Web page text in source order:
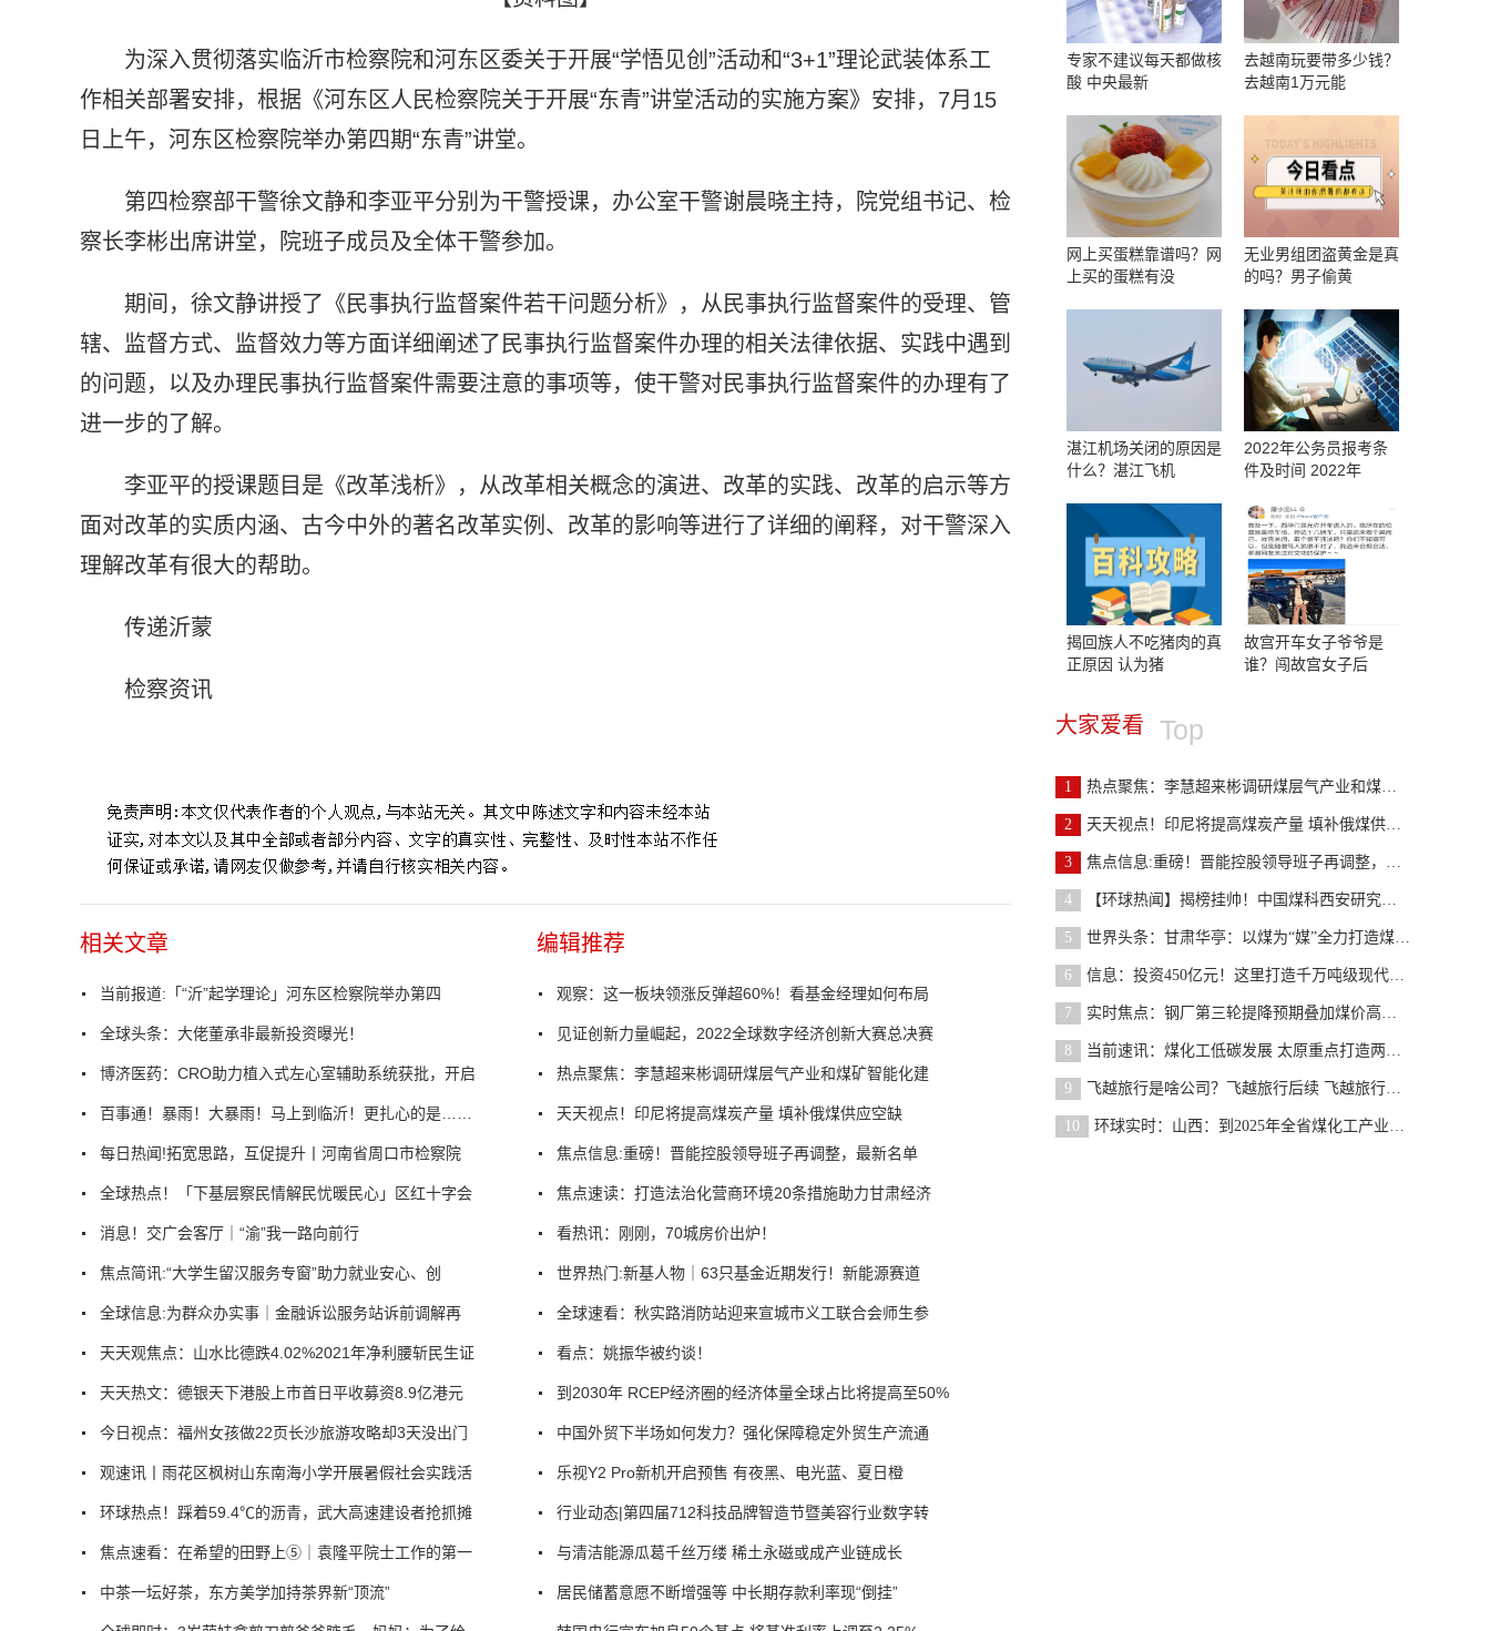
为深入贯彻落实临沂市检察院和河东区委关于开展“学悟见创”活动和“3+1”理论武装体系工
作相关部署安排，根据《河东区人民检察院关于开展“东青”讲堂活动的实施方案》安排，7月15
日上午，河东区检察院举办第四期“东青”讲堂。
第四检察部干警徐文静和李亚平分别为干警授课，办公室干警谢晨晓主持，院党组书记、检
察长李彬出席讲堂，院班子成员及全体干警参加。
期间，徐文静讲授了《民事执行监督案件若干问题分析》，从民事执行监督案件的受理、管
辖、监督方式、监督效力等方面详细阐述了民事执行监督案件办理的相关法律依据、实践中遇到
的问题，以及办理民事执行监督案件需要注意的事项等，使干警对民事执行监督案件的办理有了
进一步的了解。
李亚平的授课题目是《改革浅析》，从改革相关概念的演进、改革的实践、改革的启示等方
面对改革的实质内涵、古今中外的著名改革实例、改革的影响等进行了详细的阐释，对干警深入
理解改革有很大的帮助。
传递沂蒙
检察资讯
相关文章
当前报道:「“沂”起学理论」河东区检察院举办第四
全球头条：大佬董承非最新投资曝光！
博济医药：CRO助力植入式左心室辅助系统获批，开启
百事通！暴雨！大暴雨！马上到临沂！更扎心的是……
每日热闻!拓宽思路，互促提升丨河南省周口市检察院
全球热点！「下基层察民情解民忧暖民心」区红十字会
消息！交广会客厅｜“渝”我一路向前行
焦点简讯:“大学生留汉服务专窗”助力就业安心、创
全球信息:为群众办实事｜金融诉讼服务站诉前调解再
天天观焦点：山水比德跌4.02%2021年净利腰斩民生证
天天热文：德银天下港股上市首日平收募资8.9亿港元
今日视点：福州女孩做22页长沙旅游攻略却3天没出门
观速讯丨雨花区枫树山东南海小学开展暑假社会实践活
环球热点！踩着59.4℃的沥青，武大高速建设者抢抓摊
焦点速看：在希望的田野上⑤｜袁隆平院士工作的第一
中茶一坛好茶，东方美学加持茶界新“顶流”
编辑推荐
观察：这一板块领涨反弹超60%！看基金经理如何布局
见证创新力量崛起，2022全球数字经济创新大赛总决赛
热点聚焦：李慧超来彬调研煤层气产业和煤矿智能化建
天天视点！印尼将提高煤炭产量 填补俄煤供应空缺
焦点信息:重磅！晋能控股领导班子再调整，最新名单
焦点速读：打造法治化营商环境20条措施助力甘肃经济
看热讯：刚刚，70城房价出炉！
世界热门:新基人物｜63只基金近期发行！新能源赛道
全球速看：秋实路消防站迎来宣城市义工联合会师生参
看点：姚振华被约谈！
到2030年 RCEP经济圈的经济体量全球占比将提高至50%
中国外贸下半场如何发力？强化保障稳定外贸生产流通
乐视Y2 Pro新机开启预售 有夜黑、电光蓝、夏日橙
行业动态|第四届712科技品牌智造节暨美容行业数字转
与清洁能源瓜葛千丝万缕 稀土永磁或成产业链成长
居民储蓄意愿不断增强等 中长期存款利率现“倒挂”
专家不建议每天都做核
酸 中央最新
去越南玩要带多少钱？
去越南1万元能
网上买蛋糕靠谱吗？网
上买的蛋糕有没
无业男组团盗黄金是真
的吗？男子偷黄
湛江机场关闭的原因是
什么？湛江飞机
2022年公务员报考条
件及时间 2022年
揭回族人不吃猪肉的真
正原因 认为猪
故宫开车女子爷爷是
谁？闯故宫女子后
大家爱看 Top
1 热点聚焦：李慧超来彬调研煤层气产业和煤矿智能化建
2 天天视点！印尼将提高煤炭产量 填补俄煤供应空缺
3 焦点信息:重磅！晋能控股领导班子再调整，最新名单
4 【环球热闻】揭榜挂帅！中国煤科西安研究院助力山西
5 世界头条：甘肃华亭：以煤为“媒”全力打造煤化工“
6 信息：投资450亿元！这里打造千万吨级现代煤化工
7 实时焦点：钢厂第三轮提降预期叠加煤价高位运行 焦
8 当前速讯：煤化工低碳发展 太原重点打造两大产业集
9 飞越旅行是啥公司？飞越旅行后续 飞越旅行创始人怎
10 环球实时：山西：到2025年全省煤化工产业产值力争突